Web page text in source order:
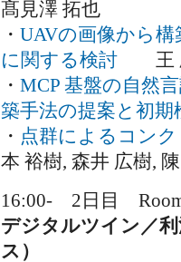
髙見澤 拓也
・ UAVの画像から
に関する検討 王
・ MCP 基盤の自然
築手法の提案と初期
・ 点群によるコン
本 裕樹, 森井 広樹,
16:00- 2日目
デジタルツイン／
ス）